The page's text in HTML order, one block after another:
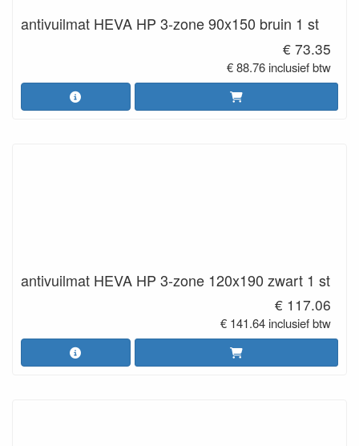
antivuilmat HEVA HP 3-zone 90x150 bruin 1 st
€ 73.35
€ 88.76 inclusief btw
antivuilmat HEVA HP 3-zone 120x190 zwart 1 st
€ 117.06
€ 141.64 inclusief btw